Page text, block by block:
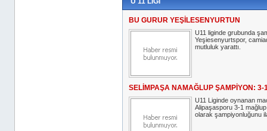
BU GURUR YEŞİLESENYURTUN
U11 liginde grubunda
Yeşiesenyurtspor,
mutluluk yarattı.
SELİMPAŞA NAMAĞLUP ŞAMPİYON: 3-
U11 Liginde oynanan
Alipaşasporu 3-1
olarak şampiyonluğunu